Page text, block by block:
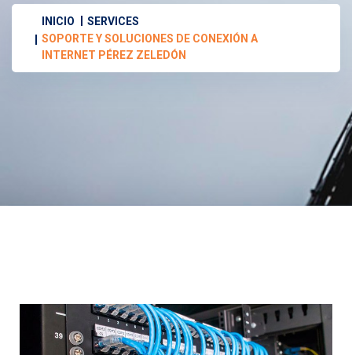
INICIO
SERVICES
SOPORTE Y SOLUCIONES DE CONEXIÓN A
INTERNET PÉREZ ZELEDÓN